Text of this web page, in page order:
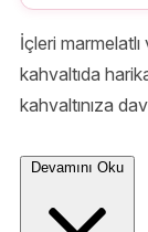
İçleri
kahvaltıda
kahvaltınıza
Devamını Oku